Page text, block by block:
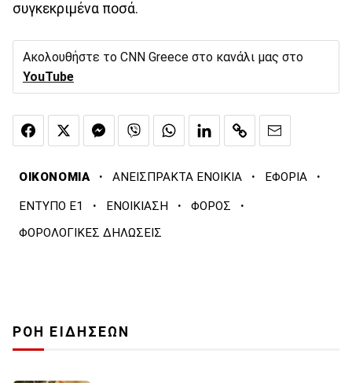
συγκεκριμένα ποσά.
Ακολουθήστε το CNN Greece στο κανάλι μας στο
YouTube
ΟΙΚΟΝΟΜΙΑ · ΑΝΕΙΣΠΡΑΚΤΑ ΕΝΟΙΚΙΑ · ΕΦΟΡΙΑ ·
ΕΝΤΥΠΟ Ε1 · ΕΝΟΙΚΙΑΣΗ · ΦΟΡΟΣ ·
ΦΟΡΟΛΟΓΙΚΕΣ ΔΗΛΩΣΕΙΣ
ΡΟΗ ΕΙΔΗΣΕΩΝ